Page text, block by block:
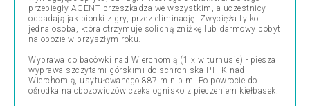
przebiegły AGENT przeszkadza we wszystkim, a uczestnicy
odpadają jak pionki z gry, przez eliminację. Zwycięża tylko
jedna osoba, która otrzymuje solidną zniżkę lub darmowy pobyt
na obozie w przyszłym roku.
Wyprawa do bacówki nad Wierchomlą (1 x w turnusie) - piesza
wyprawa szczytami górskimi do schroniska PTTK nad
Wierchomlą, usytułowanego 887 m.n.p.m. Po powrocie do
ośrodka na obozowiczów czeka ognisko z pieczeniem kiełbasek.